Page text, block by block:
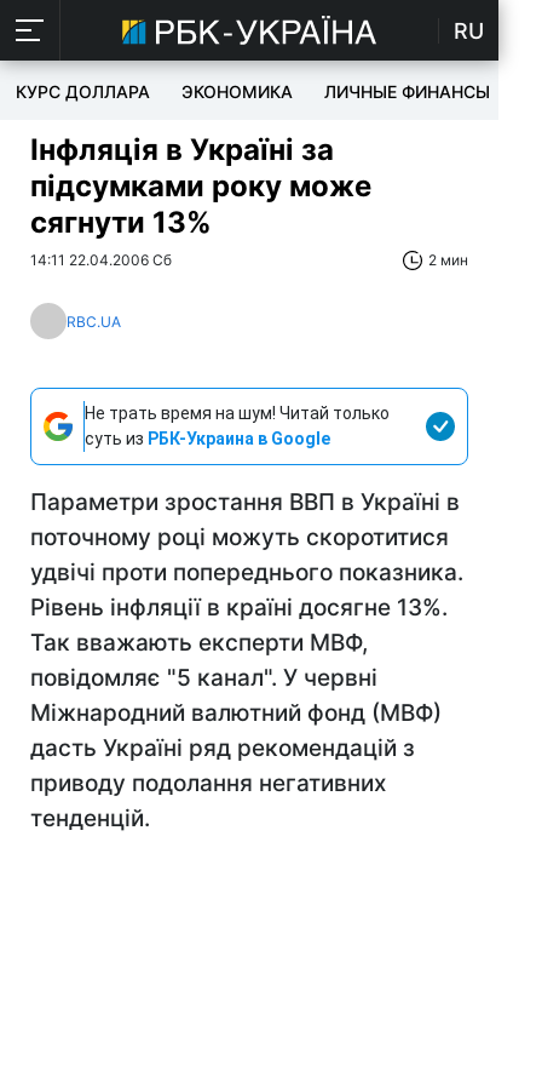
RU
КУРС ДОЛЛАРА ЭКОНОМИКА ЛИЧНЫЕ ФИНАНСЫ
Інфляція в Україні за
підсумками року може
сягнути 13%
14:11 22.04.2006 Сб 2 мин
RBC.UA
Не трать время на шум! Читай только
суть из РБК-Украина в Google
Параметри зростання ВВП в Україні в
поточному році можуть скоротитися
удвічі проти попереднього показника.
Рівень інфляції в країні досягне 13%.
Так вважають експерти МВФ,
повідомляє "5 канал". У червні
Міжнародний валютний фонд (МВФ)
дасть Україні ряд рекомендацій з
приводу подолання негативних
тенденцій.